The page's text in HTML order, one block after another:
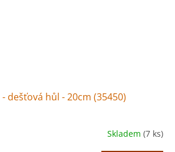
- dešťová hůl - 20cm (35450)
Skladem (7 ks)